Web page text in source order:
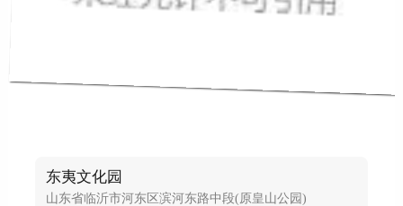
东夷文化园
山东省临沂市河东区滨河东路中段(原皇山公园)